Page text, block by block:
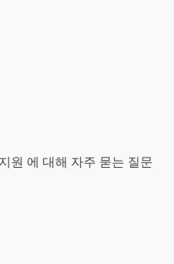
원 에 대해 자주 묻는 질문